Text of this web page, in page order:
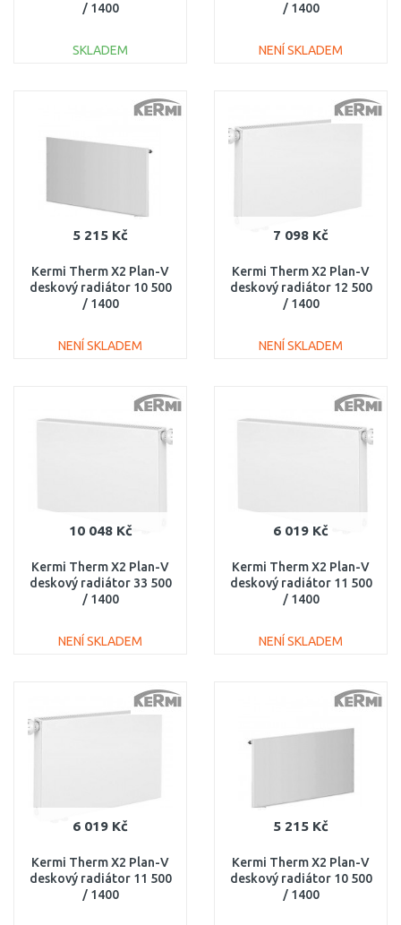
/ 1400
SKLADEM
/ 1400
NENÍ SKLADEM
Porovnat
5 215 Kč
Kermi Therm X2 Plan-V
deskový radiátor 10 500
/ 1400
NENÍ SKLADEM
7 098 Kč
Kermi Therm X2 Plan-V
deskový radiátor 12 500
/ 1400
NENÍ SKLADEM
10 048 Kč
Kermi Therm X2 Plan-V
deskový radiátor 33 500
/ 1400
NENÍ SKLADEM
Porovnat
6 019 Kč
Kermi Therm X2 Plan-V
deskový radiátor 11 500
/ 1400
NENÍ SKLADEM
6 019 Kč
Kermi Therm X2 Plan-V
deskový radiátor 11 500
/ 1400
5 215 Kč
Kermi Therm X2 Plan-V
deskový radiátor 10 500
/ 1400